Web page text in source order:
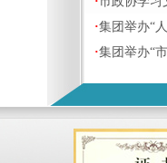
·集团举办“
·集团举办“